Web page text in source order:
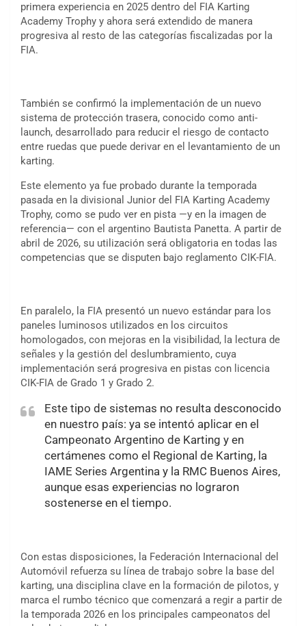
primera experiencia en 2025 dentro del FIA Karting
Academy Trophy y ahora será extendido de manera
progresiva al resto de las categorías fiscalizadas por la
FIA.
También se confirmó la implementación de un nuevo
sistema de protección trasera, conocido como anti-
launch, desarrollado para reducir el riesgo de contacto
entre ruedas que puede derivar en el levantamiento de un
karting.
Este elemento ya fue probado durante la temporada
pasada en la divisional Junior del FIA Karting Academy
Trophy, como se pudo ver en pista —y en la imagen de
referencia— con el argentino Bautista Panetta. A partir de
abril de 2026, su utilización será obligatoria en todas las
competencias que se disputen bajo reglamento CIK-FIA.
En paralelo, la FIA presentó un nuevo estándar para los
paneles luminosos utilizados en los circuitos
homologados, con mejoras en la visibilidad, la lectura de
señales y la gestión del deslumbramiento, cuya
implementación será progresiva en pistas con licencia
CIK-FIA de Grado 1 y Grado 2.
Este tipo de sistemas no resulta desconocido
en nuestro país: ya se intentó aplicar en el
Campeonato Argentino de Karting y en
certámenes como el Regional de Karting, la
IAME Series Argentina y la RMC Buenos Aires,
aunque esas experiencias no lograron
sostenerse en el tiempo.
Con estas disposiciones, la Federación Internacional del
Automóvil refuerza su línea de trabajo sobre la base del
karting, una disciplina clave en la formación de pilotos, y
marca el rumbo técnico que comenzará a regir a partir de
la temporada 2026 en los principales campeonatos del